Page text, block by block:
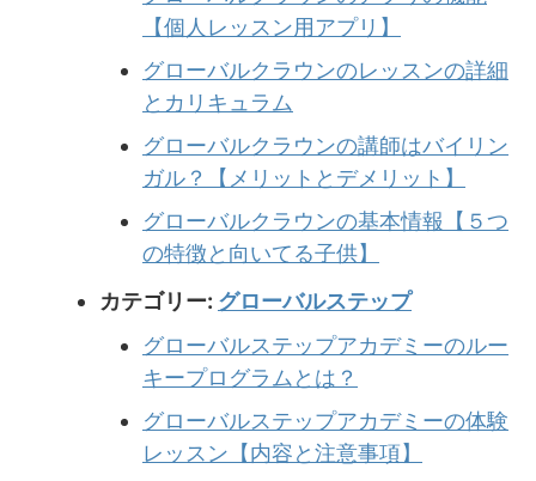
【個人レッスン用アプリ】
グローバルクラウンのレッスンの詳細
とカリキュラム
グローバルクラウンの講師はバイリン
ガル？【メリットとデメリット】
グローバルクラウンの基本情報【５つ
の特徴と向いてる子供】
カテゴリー: グローバルステップ
グローバルステップアカデミーのルー
キープログラムとは？
グローバルステップアカデミーの体験
レッスン【内容と注意事項】